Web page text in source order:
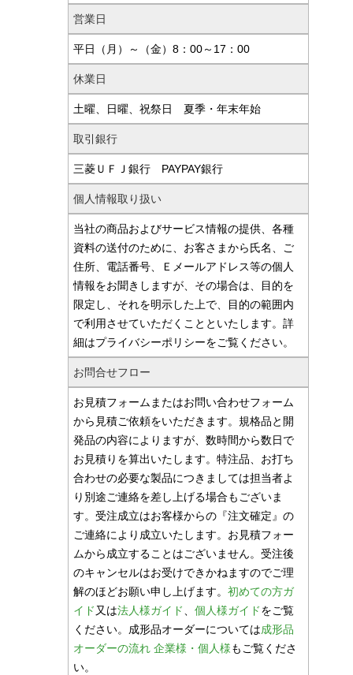
営業日
平日（月）～（金）8：00～17：00
休業日
土曜、日曜、祝祭日 夏季・年末年始
取引銀行
三菱ＵＦＪ銀行 PAYPAY銀行
個人情報取り扱い
当社の商品およびサービス情報の提供、各種
資料の送付のために、お客さまから氏名、ご
住所、電話番号、Ｅメールアドレス等の個人
情報をお聞きしますが、その場合は、目的を
限定し、それを明示した上で、目的の範囲内
で利用させていただくことといたします。詳
細はプライバシーポリシーをご覧ください。
お問合せフロー
お見積フォームまたはお問い合わせフォーム
から見積ご依頼をいただきます。規格品と開
発品の内容によりますが、数時間から数日で
お見積りを算出いたします。特注品、お打ち
合わせの必要な製品につきましては担当者よ
り別途ご連絡を差し上げる場合もございま
す。受注成立はお客様からの『注文確定』の
ご連絡により成立いたします。お見積フォー
ムから成立することはございません。受注後
のキャンセルはお受けできかねますのでご理
解のほどお願い申し上げます。初めての方ガ
イド 又は法人様ガイド、個人様ガイドをご覧
ください。成形品オーダーについては成形品
オーダーの流れ 企業様・個人様もご覧くださ
い。